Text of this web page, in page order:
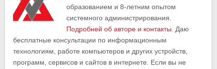
образованием и 8-летним опытом
системного администрирования.
Подробней об авторе и контакты . Даю
бесплатные консультации по информационным
технологиям, работе компьютеров и других устройств,
программ, сервисов и сайтов в интернете. Если вы не